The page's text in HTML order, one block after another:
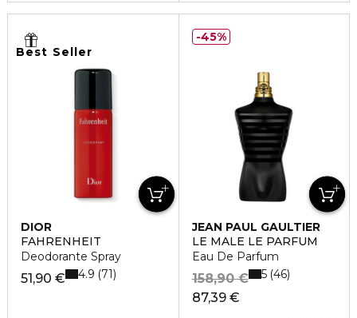
Best Seller
DIOR
FAHRENHEIT
Deodorante Spray
51,90 € 4.9 71
JEAN PAUL GAULTIER
LE MALE LE PARFUM
Eau De Parfum
87,39 €
158,90 € 5 46
45%